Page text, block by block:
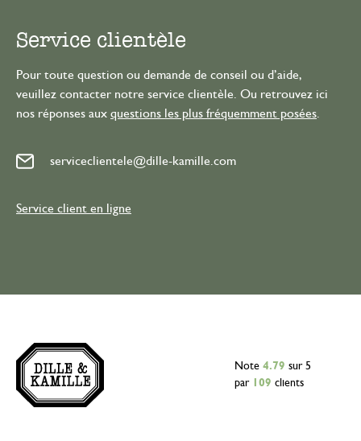
Service clientèle
Pour toute question ou demande de conseil ou d’aide,
veuillez contacter notre service clientèle. Ou retrouvez ici
nos réponses aux questions les plus fréquemment posées
serviceclientele@dille-kamille.com
Service client en ligne
Note 4.79 sur 5
par
109 clients